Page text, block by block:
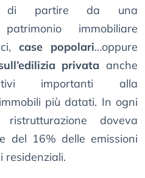
di partire da una
immobiliare
case popolari…oppure
privata anche
importanti alla
più datati. In ogni
doveva
del 16% delle emissioni
residenziali.